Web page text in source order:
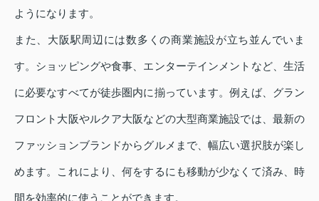
ようになります。
また、大阪駅周辺には数多くの商業施設が立ち並んでいま
す。ショッピングや食事、エンターテインメントなど、生活
に必要なすべてが徒歩圏内に揃っています。例えば、グラン
フロント大阪やルクア大阪などの大型商業施設では、最新の
ファッションブランドからグルメまで、幅広い選択肢が楽し
めます。これにより、何をするにも移動が少なくて済み、時
間を効率的に使うことができます。